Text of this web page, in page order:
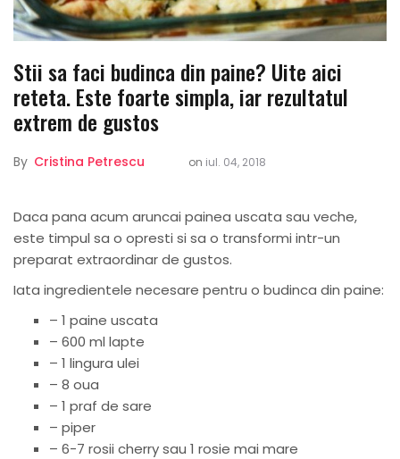
Stii sa faci budinca din paine? Uite aici
reteta. Este foarte simpla, iar rezultatul
extrem de gustos
By Cristina Petrescu on iul. 04, 2018
Daca pana acum aruncai painea uscata sau veche,
este timpul sa o opresti si sa o transformi intr-un
preparat extraordinar de gustos.
Iata ingredientele necesare pentru o budinca din paine:
– 1 paine uscata
– 600 ml lapte
– 1 lingura ulei
– 8 oua
– 1 praf de sare
– piper
– 6-7 rosii cherry sau 1 rosie mai mare